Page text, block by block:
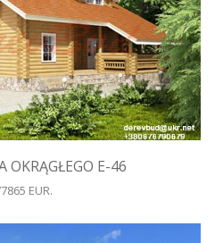
OKRĄGŁEGO E-46
EUR.